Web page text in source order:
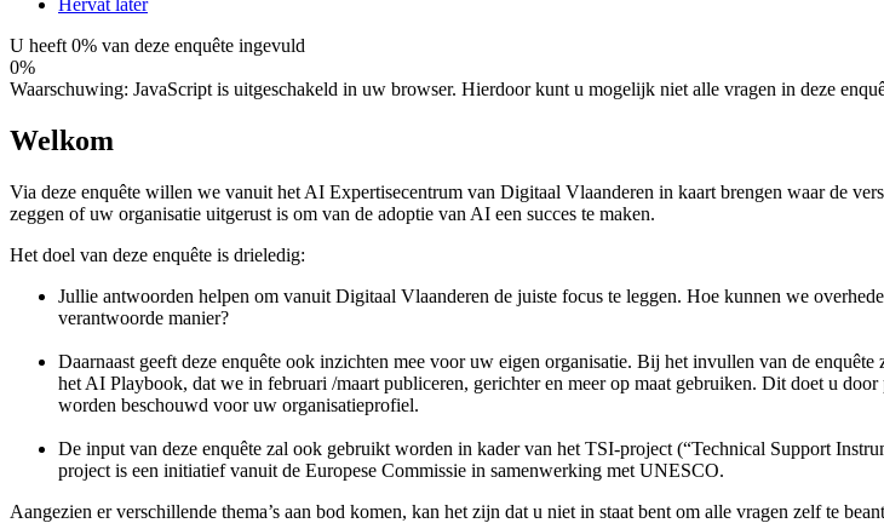
Hervat later
U heeft 0% van deze enquête ingevuld
0%
Waarschuwing: JavaScript is uitgeschakeld in uw browser. Hierdoor kunt u mogelijk niet alle vragen in deze
Welkom
Via deze enquête willen we vanuit het AI Expertisecentrum van Digitaal Vlaanderen in kaart brengen waar de
zeggen of uw organisatie uitgerust is om van de adoptie van AI een succes te maken.
Het doel van deze enquête is drieledig:
Jullie antwoorden helpen om vanuit Digitaal Vlaanderen de juiste focus te leggen. Hoe kunnen we
verantwoorde manier?
Daarnaast geeft deze enquête ook inzichten mee voor uw eigen organisatie. Bij het invullen van de
het AI Playbook, dat we in februari /maart publiceren, gerichter en meer op maat gebruiken. Dit doet u
worden beschouwd voor uw organisatieprofiel.
De input van deze enquête zal ook gebruikt worden in kader van het TSI-project (“Technical Support
project is een initiatief vanuit de Europese Commissie in samenwerking met UNESCO.
Aangezien er verschillende thema’s aan bod komen, kan het zijn dat u niet in staat bent om alle vragen zelf te